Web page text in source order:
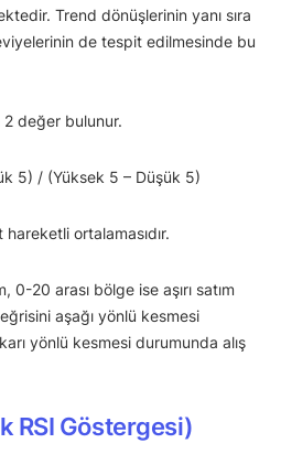
Trend dönüşlerinin yanı sıra
de tespit edilmesinde bu
değer bulunur.
5) / (Yüksek 5 – Düşük 5)
hareketli ortalamasıdır.
0-20 arası bölge ise aşırı satım
aşağı yönlü kesmesi
yönlü kesmesi durumunda alış
RSI Göstergesi)